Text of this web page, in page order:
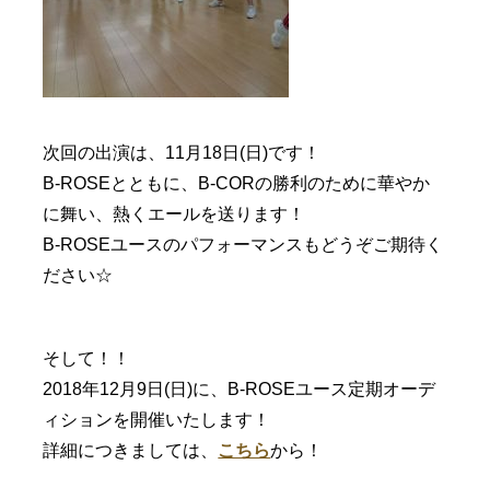
次回の出演は、11月18日(日)です！
B-ROSEとともに、B-CORの勝利のために華やか
に舞い、熱くエールを送ります！
B-ROSEユースのパフォーマンスもどうぞご期待く
ださい☆
そして！！
2018年12月9日(日)に、B-ROSEユース定期オーデ
ィションを開催いたします！
詳細につきましては、 こちらから！